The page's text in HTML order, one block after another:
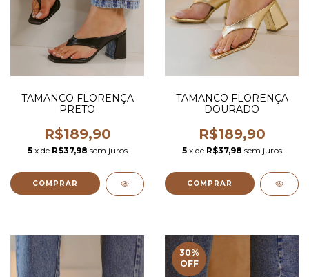
TAMANCO FLORENÇA
PRETO
R$189,90
5 x de R$37,98 sem juros
COMPRAR
TAMANCO FLORENÇA
DOURADO
R$189,90
5 x de R$37,98 sem juros
COMPRAR
30%
OFF